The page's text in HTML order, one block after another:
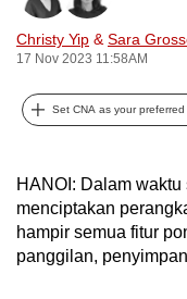
Christy Yip & Sara
17 Nov 2023 11:58AM
Set CNA as your
HANOI: Dalam
menciptakan
hampir semua fitur
panggilan,
can
possibly
To
upgrade
to
a
supported